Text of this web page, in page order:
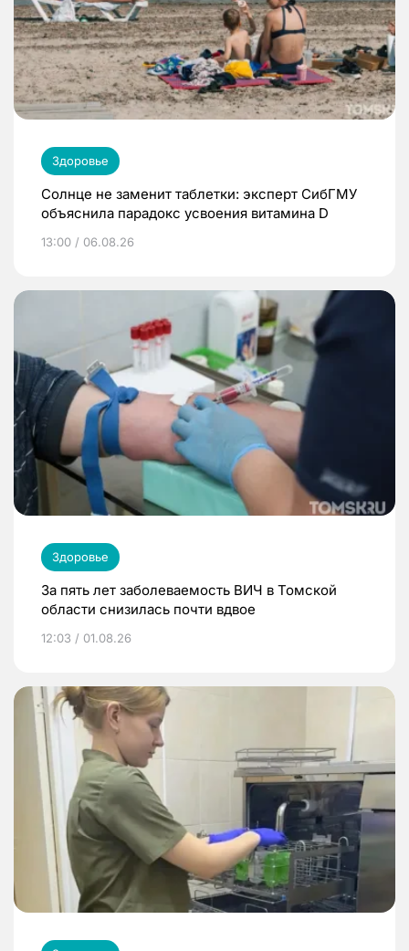
Здоровье
Солнце не заменит таблетки: эксперт СибГМУ
объяснила парадокс усвоения витамина D
13:00 / 06.08.26
Здоровье
За пять лет заболеваемость ВИЧ в Томской
области снизилась почти вдвое
12:03 / 01.08.26